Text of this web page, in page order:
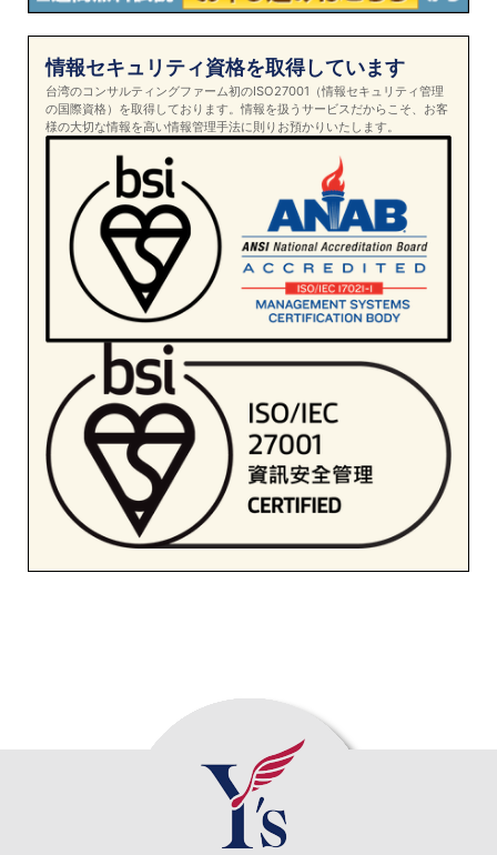
情報セキュリティ資格を取得しています
台湾のコンサルティングファーム初のISO27001（情報セキュリティ管理
の国際資格）を取得しております。情報を扱うサービスだからこそ、お客
様の大切な情報を高い情報管理手法に則りお預かりいたします。